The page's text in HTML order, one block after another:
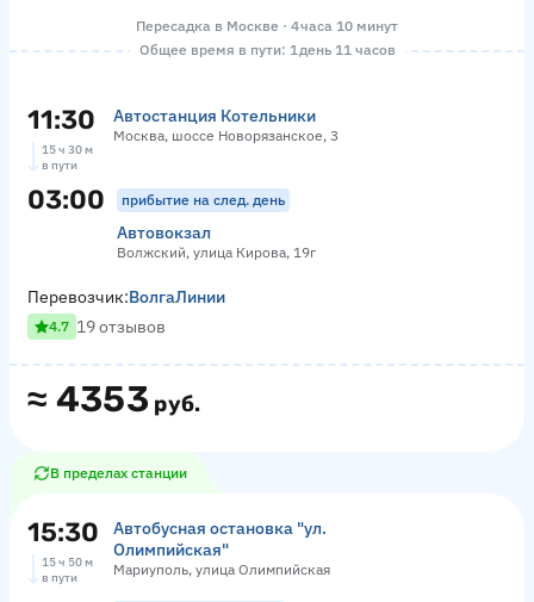
Пересадка в Москве · 4 часа 10 минут
Общее время в пути: 1 день 11 часов
11:30 Автостанция Котельники
Москва, шоссе Новорязанское, 3
15 ч 30 м
в пути
03:00 прибытие на след. день
Автовокзал
Волжский, улица Кирова, 19г
≈ 4353 руб.
Перевозчик:ВолгаЛинии
4.7 19 отзывов
В пределах станции
15:30
Автобусная остановка "ул.
Олимпийская"
Мариуполь, улица Олимпийская
15 ч 50 м
в пути